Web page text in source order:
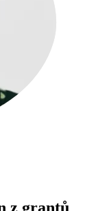
z grantů